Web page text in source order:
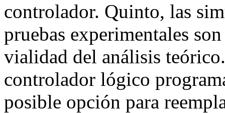
controlador. Quinto, las
pruebas experimentales
vialidad del análisis
controlador lógico
posible opción para